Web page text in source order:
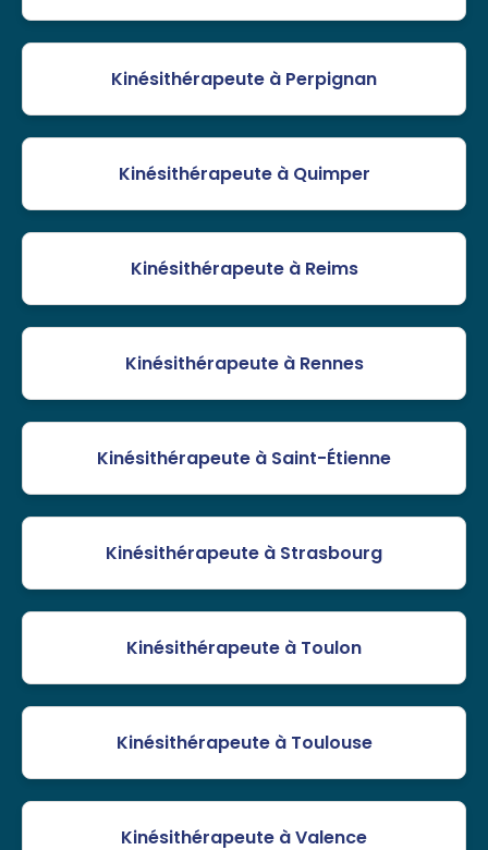
Kinésithérapeute à Perpignan
Kinésithérapeute à Quimper
Kinésithérapeute à Reims
Kinésithérapeute à Rennes
Kinésithérapeute à Saint-Étienne
Kinésithérapeute à Strasbourg
Kinésithérapeute à Toulon
Kinésithérapeute à Toulouse
Kinésithérapeute à Valence